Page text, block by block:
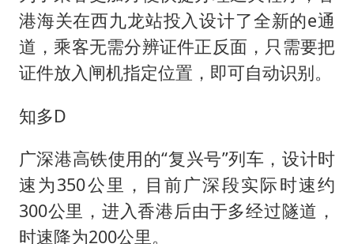
港海关在西九龙站投入设计了全新的e通
道，乘客无需分辨证件正反面，只需要把
证件放入闸机指定位置，即可自动识别。
知多D
广深港高铁使用的“复兴号”列车，设计时
速为350公里，目前广深段实际时速约
300公里，进入香港后由于多经过隧道，
时速降为200公里。